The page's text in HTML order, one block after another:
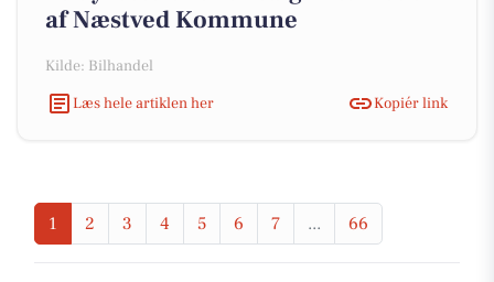
af Næstved Kommune
Kilde: Bilhandel
Læs hele artiklen her
Kopiér link
1 2 3 4 5 6 7 ... 66